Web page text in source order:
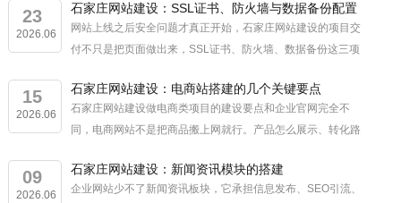
成后的补救措施，而是从代码底...
23
2026.06
石家庄网站建设：SSL证书、防火墙与数据备份配置
网站上线之后安全问题才真正开始，石家庄网站建设的项目交
付不只是把页面做出来，SSL证书、防火墙、数据备份这三项
计和功能上，安全防护一笔带过，...
15
2026.06
石家庄网站建设：电商站搭建的几个关键要点
石家庄网站建设做电商类项目的建设要点和企业官网完全不
同，电商网站不是把商品搬上网就行。产品怎么展示、转化路
了钱建站，流量进来了接不住，问题出...
09
2026.06
石家庄网站建设：新闻资讯模块的搭建
企业网站少不了新闻资讯板块，它承担信息发布、SEO引流、